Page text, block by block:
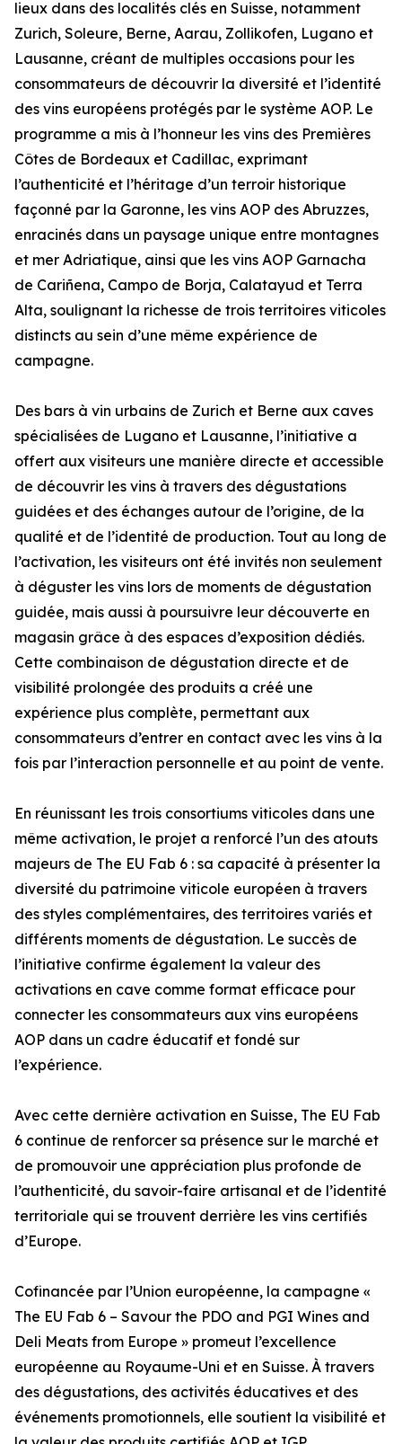
lieux dans des localités clés en Suisse, notamment
Zurich, Soleure, Berne, Aarau, Zollikofen, Lugano et
Lausanne, créant de multiples occasions pour les
consommateurs de découvrir la diversité et l’identité
des vins européens protégés par le système AOP. Le
programme a mis à l’honneur les vins des Premières
Côtes de Bordeaux et Cadillac, exprimant
l’authenticité et l’héritage d’un terroir historique
façonné par la Garonne, les vins AOP des Abruzzes,
enracinés dans un paysage unique entre montagnes
et mer Adriatique, ainsi que les vins AOP Garnacha
de Cariñena, Campo de Borja, Calatayud et Terra
Alta, soulignant la richesse de trois territoires viticoles
distincts au sein d’une même expérience de
campagne.
Des bars à vin urbains de Zurich et Berne aux caves
spécialisées de Lugano et Lausanne, l’initiative a
offert aux visiteurs une manière directe et accessible
de découvrir les vins à travers des dégustations
guidées et des échanges autour de l’origine, de la
qualité et de l’identité de production. Tout au long de
l’activation, les visiteurs ont été invités non seulement
à déguster les vins lors de moments de dégustation
guidée, mais aussi à poursuivre leur découverte en
magasin grâce à des espaces d’exposition dédiés.
Cette combinaison de dégustation directe et de
visibilité prolongée des produits a créé une
expérience plus complète, permettant aux
consommateurs d’entrer en contact avec les vins à la
fois par l’interaction personnelle et au point de vente.
En réunissant les trois consortiums viticoles dans une
même activation, le projet a renforcé l’un des atouts
majeurs de The EU Fab 6 : sa capacité à présenter la
diversité du patrimoine viticole européen à travers
des styles complémentaires, des territoires variés et
différents moments de dégustation. Le succès de
l’initiative confirme également la valeur des
activations en cave comme format efficace pour
connecter les consommateurs aux vins européens
AOP dans un cadre éducatif et fondé sur
l’expérience.
Avec cette dernière activation en Suisse, The EU Fab
6 continue de renforcer sa présence sur le marché et
de promouvoir une appréciation plus profonde de
l’authenticité, du savoir-faire artisanal et de l’identité
territoriale qui se trouvent derrière les vins certifiés
d’Europe.
Cofinancée par l’Union européenne, la campagne «
The EU Fab 6 – Savour the PDO and PGI Wines and
Deli Meats from Europe » promeut l’excellence
européenne au Royaume-Uni et en Suisse. À travers
des dégustations, des activités éducatives et des
événements promotionnels, elle soutient la visibilité et